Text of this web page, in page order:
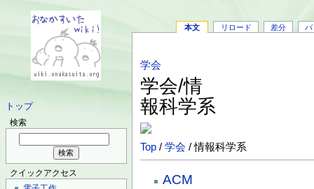
トップ
検索
クイックアクセス
本文 リロード 差分 バ
学会
学会/情
報科学系
Top /学会 / 情報科学系
ACM